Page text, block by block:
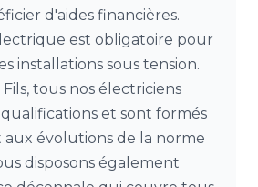
d'aides financières.
est obligatoire pour
installations sous tension.
tous nos électriciens
et sont formés
évolutions de la norme
disposons également